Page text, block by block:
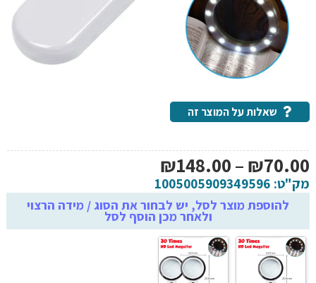
שאלות על המוצר זה
₪70.00
–
₪148.00
מחירים:
עד
מק"ט: 1005005909349596
להוספת מוצר לסל, יש לבחור את הסוג / מידה הרצוי
ולאחר מכן הוסף לסל